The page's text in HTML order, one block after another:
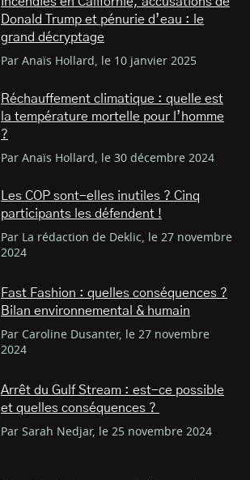
Donald Trump et pénurie d’eau : le
grand décryptage
Par Anaïs Hollard, le 10 janvier 2025
Réchauffement climatique : quelle est
la température mortelle pour l’homme
?
Par Anaïs Hollard, le 30 décembre 2024
Les COP sont-elles inutiles ? Cinq
participants les défendent !
Par La rédaction de Deklic, le 27 novembre
2024
Fast Fashion : quelles conséquences ?
Bilan environnemental & humain
Par Caroline Dusanter, le 27 novembre
2024
Arrêt du Gulf Stream : est-ce possible
et quelles conséquences ?
Par Sarah Nedjar, le 25 novembre 2024